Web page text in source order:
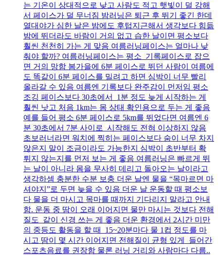
는 기온이 상대적으로 낮고 사람도 적고 햇빛이 덜 강해
서 페이스가 덜 무너짐 밤러닝은 퇴근 후 뛰기 좋긴 한데
열대야가 심한 날은 밤에도 후텁지근해서 생각보다 힘듦
밤에 뛰더라도 바람이 거의 없고 습한 날이면 평소보다
훨씬 천천히 가는 게 맞음 여름러닝페이스는 얼마나 낮
춰야 할까? 여름러닝페이스는 평소 기록페이스로 잡으
면 거의 망함 봄가을에 6분 페이스로 뛰던 사람이 여름에
도 똑같이 6분 페이스를 밀려고 하면 심박이 너무 빨리
올라갈 수 있음 여름엔 기록보다 완주감이 먼저임 평소
조깅 페이스보다 30초에서 1분 정도 늦게 시작하는 게
훨씬 낫고 처음 1km는 몸 상태 확인용으로 두는 게 좋음
예를 들어 평소 6분 페이스로 5km를 뛰었다면 여름엔 6
분 30초에서 7분 사이로 시작해도 전혀 이상하지 않음
초보러너라면 워치에 찍히는 페이스보다 숨이 너무 차지
않은지 말이 조금이라도 가능한지 심박이 초반부터 확
튀지 않는지를 먼저 보는 게 좋음 여름러닝은 빠르게 뛰
는 날이 아니라 몸을 무사히 데리고 돌아오는 날이라고
생각하셈 충분한 수분 보충 더운 날엔 물을 “목마르면 마
셔야지”로 두면 늦을 수 있음 더운 날 운동할 때 평소보
다 물을 더 마시고 목마를 때까지 기다리지 말라고 안내
함. 운동 중 땀이 오래 이어지면 물만 마시는 것보다 전해
질도 같이 신경 쓰는 게 좋음 더운 환경에서 2시간 미만
의 중등도 활동을 할 때 15~20분마다 물 1컵 정도를 마
시고 땀이 몇 시간 이어지면 전해질이 균형 있게 들어간
스포츠음료를 권장함 물론 러닝 거리와 사람마다 다름..